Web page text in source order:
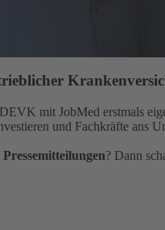
mit JobMed erstmals
und Fachkräfte ans
? Dann